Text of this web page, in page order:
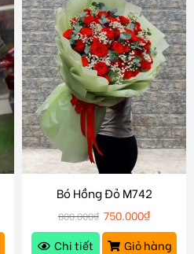
Bó Hồng Đỏ M742
800.000₫ 750.000₫
Chi tiết
Giỏ hàng